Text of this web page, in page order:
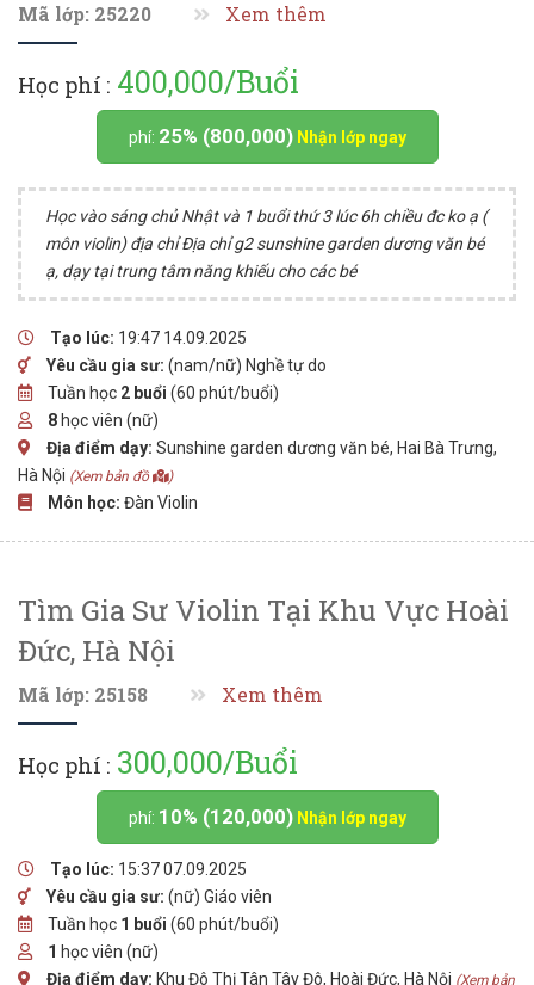
Mã lớp: 25220 Xem thêm
Học phí : 400,000/Buổi
phí: 25% (800,000) Nhận lớp ngay
Học vào sáng chủ Nhật và 1 buổi thứ 3 lúc 6h chiều đc ko ạ (
môn violin) địa chỉ Địa chỉ g2 sunshine garden dương văn bé
ạ, dạy tại trung tâm năng khiếu cho các bé
Tạo lúc: 19:47 14.09.2025
Yêu cầu gia sư: (nam/nữ) Nghề tự do
Tuần học 2 buổi (60 phút/buổi)
8học viên (nữ)
Địa điểm dạy: Sunshine garden dương văn bé, Hai Bà Trưng,
Hà Nội (Xem bản đồ )
Môn học: Đàn Violin
Tìm Gia Sư Violin Tại Khu Vực Hoài
Đức, Hà Nội
Mã lớp: 25158 Xem thêm
Học phí : 300,000/Buổi
phí: 10% (120,000) Nhận lớp ngay
Tạo lúc: 15:37 07.09.2025
Yêu cầu gia sư: (nữ) Giáo viên
Tuần học 1 buổi (60 phút/buổi)
1 học viên (nữ)
Địa điểm dạy: Khu Đô Thị Tân Tây Đô, Hoài Đức, Hà Nội (Xem bản